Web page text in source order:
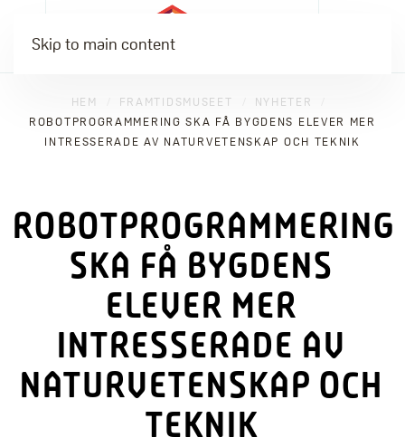
Skip to main content
HEM FRAMTIDSMUSEET
NYHETER
ROBOTPROGRAMMERING SKA FÅ BYGDENS ELEVER MER
INTRESSERADE AV NATURVETENSKAP OCH TEKNIK
ROBOTPROGRAMMERING
SKA FÅ BYGDENS
ELEVER MER
INTRESSERADE AV
NATURVETENSKAP OCH
TEKNIK